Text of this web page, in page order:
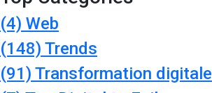
(4) Web
(148) Trends
(91) Transformation digitale